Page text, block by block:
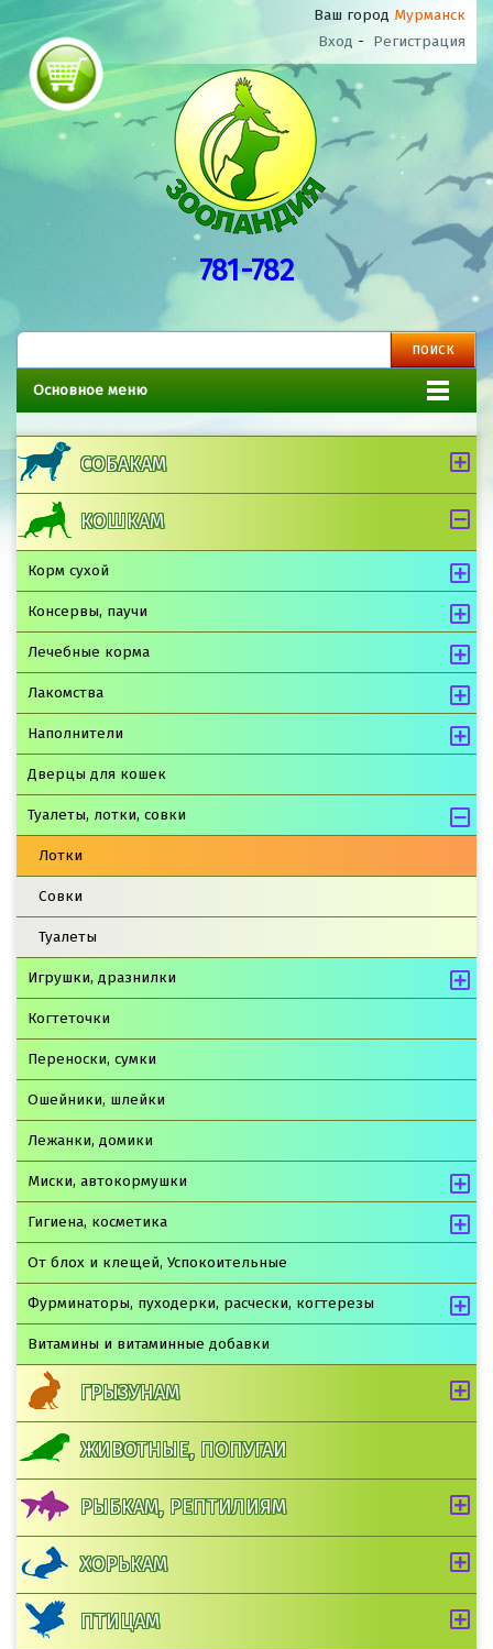
Ваш город Мурманск
Вход - Регистрация
781-782
Основное меню
СОБАКАМ
КОШКАМ
Корм сухой
Консервы, паучи
Лечебные корма
Лакомства
Наполнители
Дверцы для кошек
Туалеты, лотки, совки
Лотки
Совки
Туалеты
Игрушки, дразнилки
Когтеточки
Переноски, сумки
Ошейники, шлейки
Лежанки, домики
Миски, автокормушки
Гигиена, косметика
От блох и клещей, Успокоительные
Фурминаторы, пуходерки, расчески, когтерезы
Витамины и витаминные добавки
ГРЫЗУНАМ
ЖИВОТНЫЕ, ПОПУГАИ
РЫБКАМ, РЕПТИЛИЯМ
ХОРЬКАМ
ПТИЦАМ